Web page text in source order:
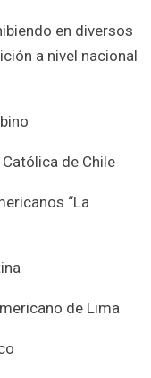
en diversos
a nivel nacional
de Chile
“La
de Lima